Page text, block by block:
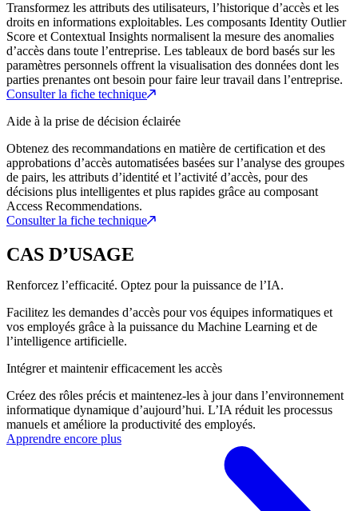
Transformez les attributs des utilisateurs, l’historique d’accès et les
droits en informations exploitables. Les composants Identity Outlier
Score et Contextual Insights normalisent la mesure des anomalies
d’accès dans toute l’entreprise. Les tableaux de bord basés sur les
paramètres personnels offrent la visualisation des données dont les
parties prenantes ont besoin pour faire leur travail dans l’entreprise.
Consulter la fiche technique
Aide à la prise de décision éclairée
Obtenez des recommandations en matière de certification et des
approbations d’accès automatisées basées sur l’analyse des groupes
de pairs, les attributs d’identité et l’activité d’accès, pour des
décisions plus intelligentes et plus rapides grâce au composant
Access Recommendations.
Consulter la fiche technique
CAS D’USAGE
Renforcez l’efficacité. Optez pour la puissance de l’IA.
Facilitez les demandes d’accès pour vos équipes informatiques et
vos employés grâce à la puissance du Machine Learning et de
l’intelligence artificielle.
Intégrer et maintenir efficacement les accès
Créez des rôles précis et maintenez-les à jour dans l’environnement
informatique dynamique d’aujourd’hui. L’IA réduit les processus
manuels et améliore la productivité des employés.
Apprendre encore plus